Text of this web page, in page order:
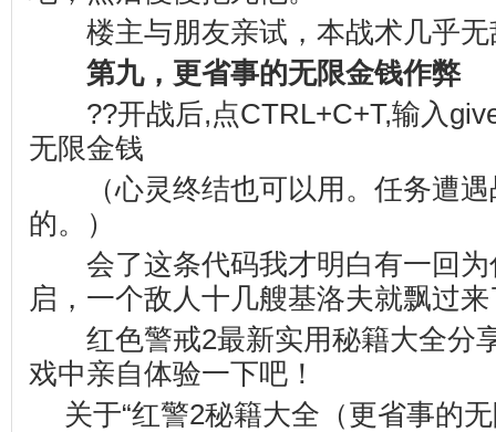
楼主与朋友亲试，本战术几乎
第九，更省事的无限金钱作弊
??开战后,点CTRL+C+T,输入
无限金钱
（心灵终结也可以用。任务遭遇
的。）
会了这条代码我才明白有一回为
启，一个敌人十几艘基洛夫就飘过
红色警戒2最新实用秘籍大全分
戏中亲自体验一下吧！
关于“红警2秘籍大全（更省事的